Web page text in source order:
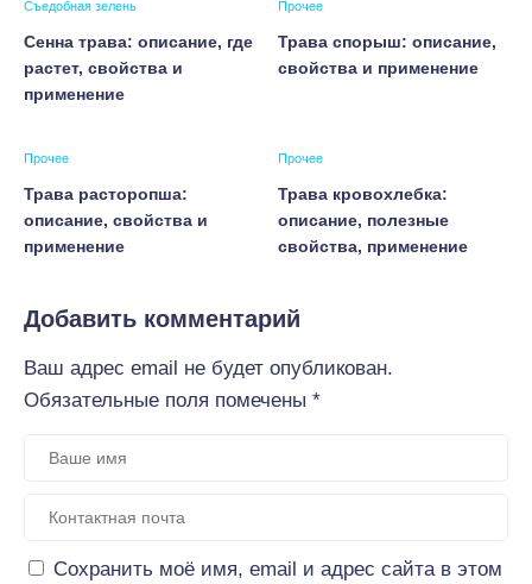
Съедобная зелень
Сенна трава: описание, где
растет, свойства и
применение
Прочее
Трава спорыш: описание,
свойства и применение
Прочее
Трава расторопша:
описание, свойства и
применение
Прочее
Трава кровохлебка:
описание, полезные
свойства, применение
Добавить комментарий
Ваш адрес email не будет опубликован.
Обязательные поля помечены *
Сохранить моё имя, email и адрес сайта в этом